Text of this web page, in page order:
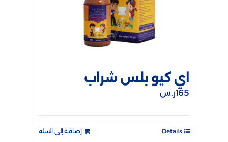
اي كيو بلس شراب
165ر.س
إضافة إلى السلة Details